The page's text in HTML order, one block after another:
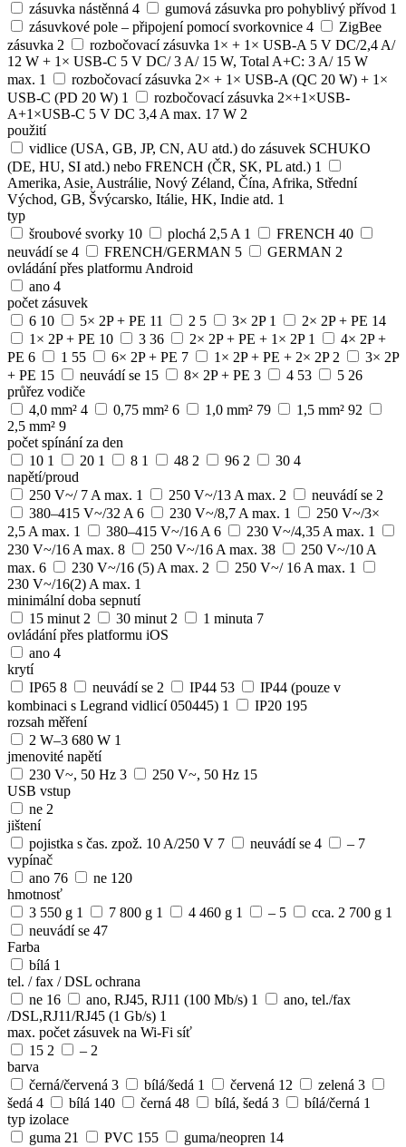
zásuvka nástěnná 4 gumová zásuvka pro pohyblivý přívod 1
zásuvkové pole – připojení pomocí svorkovnice 4
ZigBee
zásuvka 2
rozbočovací zásuvka 1× + 1× USB-A 5 V DC/2,4 A/
12 W + 1× USB-C 5 V DC/ 3 A/ 15 W, Total A+C: 3 A/ 15 W
max. 1
rozbočovací zásuvka 2× + 1× USB-A (QC 20 W) + 1×
USB-C (PD 20 W) 1
rozbočovací zásuvka 2×+1×USB-
A+1×USB-C 5 V DC 3,4 A max. 17 W 2
použití
vidlice (USA, GB, JP, CN, AU atd.) do zásuvek SCHUKO
(DE, HU, SI atd.) nebo FRENCH (ČR, SK, PL atd.) 1
Amerika, Asie, Austrálie, Nový Zéland, Čína, Afrika, Střední
Východ, GB, Švýcarsko, Itálie, HK, Indie atd. 1
typ
šroubové svorky 10 plochá 2,5 A 1 FRENCH 40
neuvádí se 4 FRENCH/GERMAN 5 GERMAN 2
ovládání přes platformu Android
ano 4
počet zásuvek
6 10 5× 2P + PE 11 2 5 3× 2P 1 2× 2P + PE 14
1× 2P + PE 10 3 36 2× 2P + PE + 1× 2P 1
4× 2P +
PE 6 1 55 6× 2P + PE 7 1× 2P + PE + 2× 2P 2
3× 2P
+ PE 15 neuvádí se 15 8× 2P + PE 3 4 53 5 26
průřez vodiče
4,0 mm² 4 0,75 mm² 6 1,0 mm² 79 1,5 mm² 92
2,5 mm² 9
počet spínání za den
10 1 20 1 8 1 48 2 96 2 30 4
napětí/proud
250 V~/ 7 A max. 1 250 V~/13 A max. 2 neuvádí se 2
380–415 V~/32 A 6 230 V~/8,7 A max. 1
250 V~/3×
2,5 A max. 1 380–415 V~/16 A 6 230 V~/4,35 A max. 1
230 V~/16 A max. 8 250 V~/16 A max. 38
250 V~/10 A
max. 6 230 V~/16 (5) A max. 2 250 V~/ 16 A max. 1
230 V~/16(2) A max. 1
minimální doba sepnutí
15 minut 2 30 minut 2 1 minuta 7
ovládání přes platformu iOS
ano 4
krytí
IP65 8 neuvádí se 2 IP44 53
IP44 (pouze v
kombinaci s Legrand vidlicí 050445) 1 IP20 195
rozsah měření
2 W–3 680 W 1
jmenovité napětí
230 V~, 50 Hz 3 250 V~, 50 Hz 15
USB vstup
ne 2
jištení
pojistka s čas. zpož. 10 A/250 V 7 neuvádí se 4 – 7
vypínač
ano 76 ne 120
hmotnosť
3 550 g 1 7 800 g 1 4 460 g 1 – 5 cca. 2 700 g 1
neuvádí se 47
Farba
bílá 1
tel. / fax / DSL ochrana
ne 16 ano, RJ45, RJ11 (100 Mb/s) 1
ano, tel./fax
/DSL,RJ11/RJ45 (1 Gb/s) 1
max. počet zásuvek na Wi-Fi síť
15 2 – 2
barva
černá/červená 3 bílá/šedá 1 červená 12 zelená 3
šedá 4 bílá 140 černá 48 bílá, šedá 3 bílá/černá 1
typ izolace
guma 21 PVC 155 guma/neopren 14